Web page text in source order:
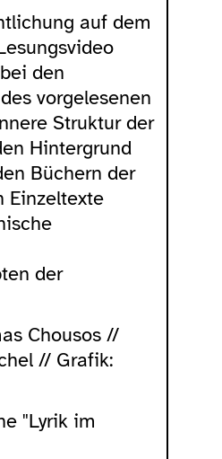
auf dem
den
vorgelesenen
Struktur der
Hintergrund
Büchern der
Einzeltexte
der
Chousos //
// Grafik:
"Lyrik im